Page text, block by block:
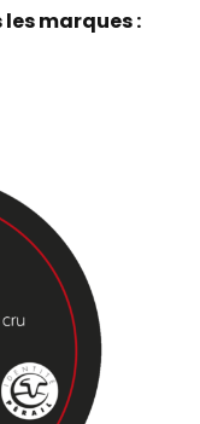
marques :